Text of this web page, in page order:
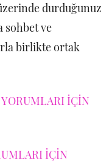
durduğunuz
sohbet ve
birlikte ortak
İÇİN
İÇİN